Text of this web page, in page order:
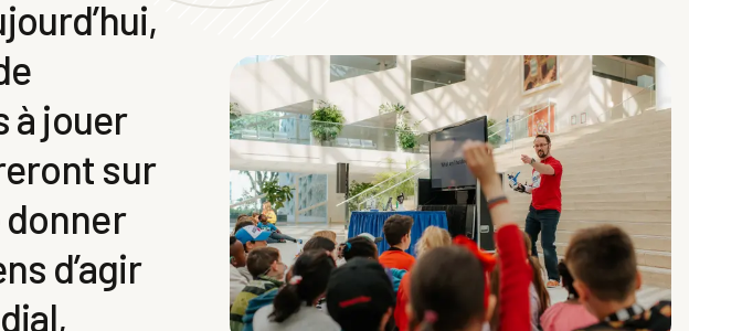
à jouer
sur
donner
d’agir